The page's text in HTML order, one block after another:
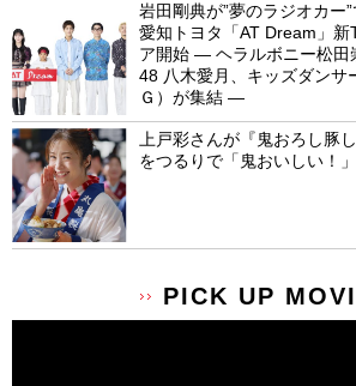
岩田剛典が”夢のラジオカー
愛知トヨタ「AT Dream」
ア開始 ― ヘラルボニー松田
48 八木愛月、キッズダンサ
Ｇ）が集結 ―
上戸彩さんが『鬼おろし豚
をつるりで「鬼おいしい！」
PICK UP